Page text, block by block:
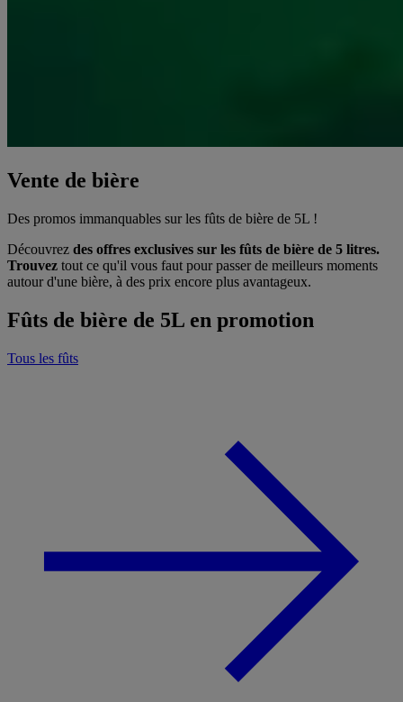
Vente de bière
Des promos immanquables sur les fûts de bière de 5L !
Découvrez des offres exclusives sur les fûts de bière de 5 litres.
Trouvez tout ce qu'il vous faut pour passer de meilleurs moments
autour d'une bière, à des prix encore plus avantageux.
Fûts de bière de 5L en promotion
Tous les fûts